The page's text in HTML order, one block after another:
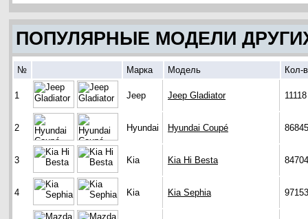
ПОПУЛЯРНЫЕ МОДЕЛИ
№ Марка Модель Кол-
1 Jeep Jeep Gladiator 11118
2 Hyundai Hyundai Coupé 86845
3 Kia Kia Hi Besta 84704
4 Kia Kia Sephia 97153